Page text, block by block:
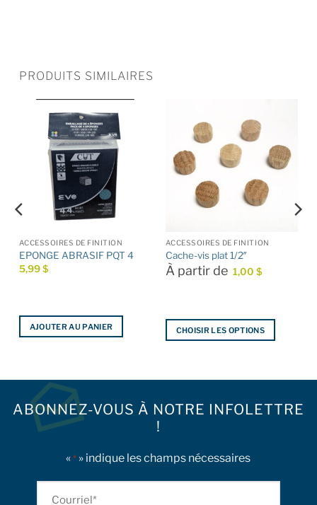
PRODUITS SIMILAIRES
ACCESSOIRES DE FINITION
EPONGE ABRASIF PQT 4
5,99$
AJOUTER AU PANIER
ACCESSOIRES DE FINITION
Cache-vis plat 1/2″
À partir de 1,00 $
CHOISIR LES OPTIONS
variations.
peuvent
être
choisies
ABONNEZ-VOUS À NOTRE INFOLETTRE
!
«* » indique les champs nécessaires